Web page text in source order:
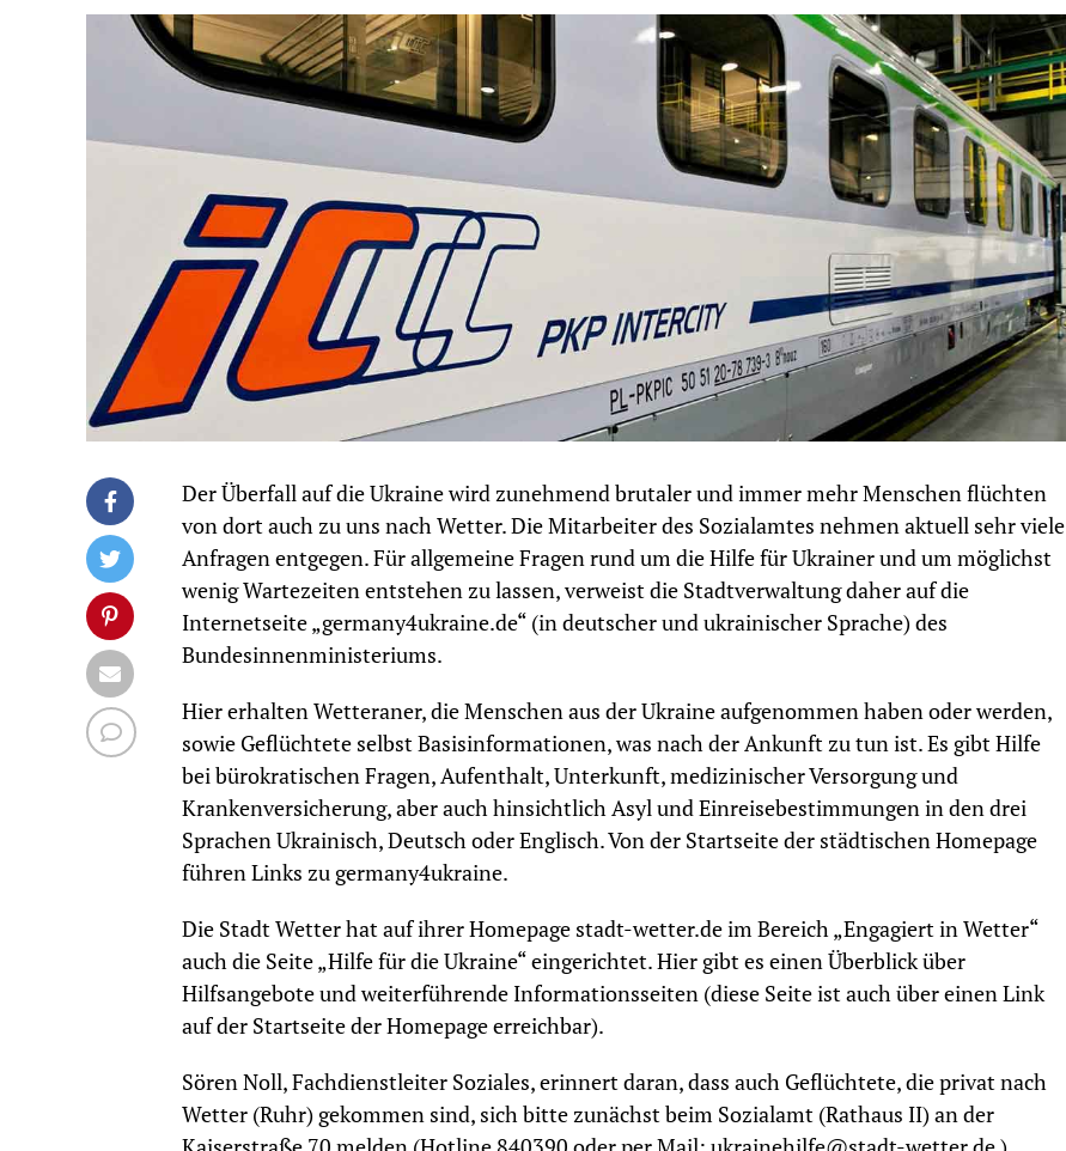
Der Überfall auf die Ukraine wird zunehmend brutaler und immer mehr Menschen flüchten
von dort auch zu uns nach Wetter. Die Mitarbeiter des Sozialamtes nehmen aktuell sehr viele
Anfragen entgegen. Für allgemeine Fragen rund um die Hilfe für Ukrainer und um möglichst
wenig Wartezeiten entstehen zu lassen, verweist die Stadtverwaltung daher auf die
Internetseite „germany4ukraine.de“ (in deutscher und ukrainischer Sprache) des
Bundesinnenministeriums.
Hier erhalten Wetteraner, die Menschen aus der Ukraine aufgenommen haben oder werden,
sowie Geflüchtete selbst Basisinformationen, was nach der Ankunft zu tun ist. Es gibt Hilfe
bei bürokratischen Fragen, Aufenthalt, Unterkunft, medizinischer Versorgung und
Krankenversicherung, aber auch hinsichtlich Asyl und Einreisebestimmungen in den drei
Sprachen Ukrainisch, Deutsch oder Englisch. Von der Startseite der städtischen Homepage
führen Links zu germany4ukraine.
Die Stadt Wetter hat auf ihrer Homepage stadt-wetter.de im Bereich „Engagiert in Wetter“
auch die Seite „Hilfe für die Ukraine“ eingerichtet. Hier gibt es einen Überblick über
Hilfsangebote und weiterführende Informationsseiten (diese Seite ist auch über einen Link
auf der Startseite der Homepage erreichbar).
Sören Noll, Fachdienstleiter Soziales, erinnert daran, dass auch Geflüchtete, die privat nach
Wetter (Ruhr) gekommen sind, sich bitte zunächst beim Sozialamt (Rathaus II) an der